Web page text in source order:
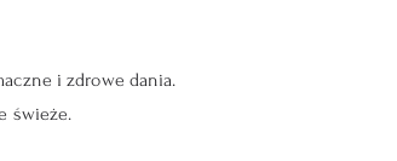
i zdrowe dania.
świeże.